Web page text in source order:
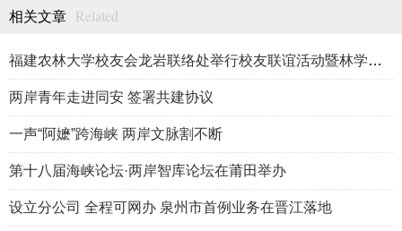
相关文章 Related
福建农林大学校友会龙岩联络处举行校友联谊活动暨林学、生物医药
两岸青年走进同安 签署共建协议
一声“阿嬷”跨海峡 两岸文脉割不断
第十八届海峡论坛·两岸智库论坛在莆田举办
设立分公司 全程可网办 泉州市首例业务在晋江落地